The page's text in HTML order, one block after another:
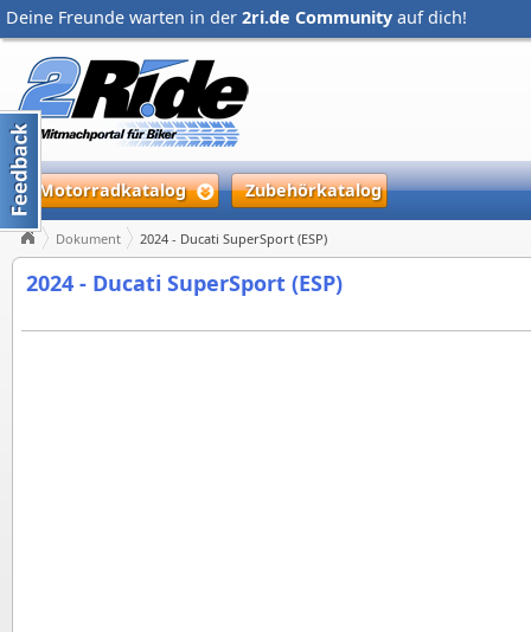
Deine Freunde warten in der 2ri.de Community auf dich!
Motorradkatalog Zubehörkatalog
Dokument 2024 - Ducati SuperSport (ESP)
2024 - Ducati SuperSport (ESP)